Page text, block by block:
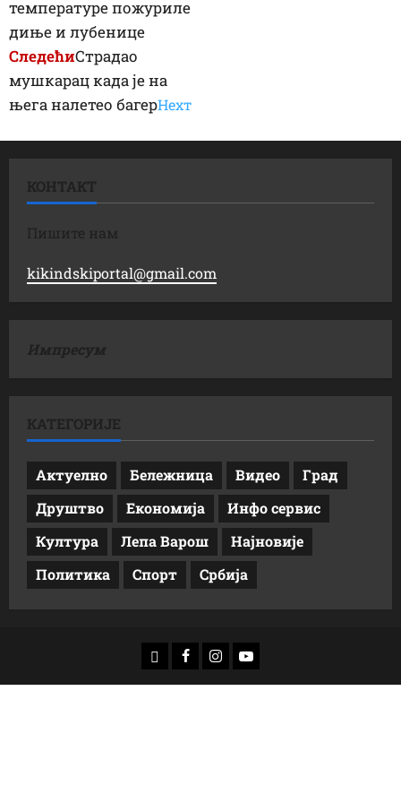
температуре пожуриле
диње и лубенице
СледећиСтрадао
мушкарац када је на
њега налетео багерНеxт
КОНТАКТ
Пишите нам
kikindskiportal@gmail.com
Импресум
КАТЕГОРИЈЕ
Актуелно Бележница Видео
Град
Друштво
Економија
Инфо сервис
Култура
Лепа Варош
Најновије
Политика
Спорт Србија
доwнлоад
Фацебоок
Инстаграм
Yоутубе